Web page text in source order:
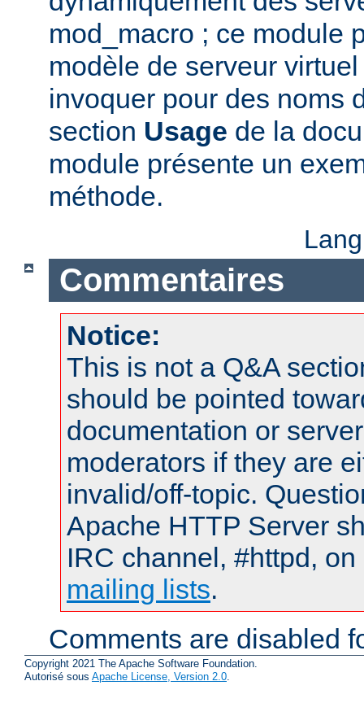
mod_macro ; ce module
modèle de serveur
invoquer pour des noms
section Usage de la
module présente un
méthode.
Commentaires
Notice:
This is not a Q&A
should be pointed
documentation or
moderators if they are
invalid/off-topic.
Apache HTTP Server
IRC channel, #httpd,
mailing lists.
Comments are disabled
Copyright 2021 The Apache Software Foundation.
Autorisé sous Apache License, Version 2.0.